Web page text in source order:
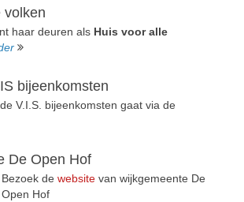
volken
haar deuren als Huis voor alle
bijeenkomsten
V.I.S. bijeenkomsten gaat via de
De Open Hof
Bezoek de website van wijkgemeente De
Open Hof